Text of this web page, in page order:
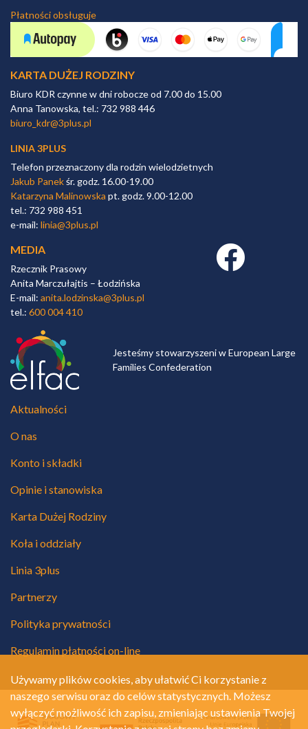
Płatności obsługuje
KARTA DUŻEJ RODZINY
Biuro KDR czynne w dni robocze od 7.00 do 15.00
Anna Tanowska, tel.: 732 988 446
biuro_kdr@3plus.pl
LINIA 3PLUS
Telefon przeznaczony dla rodzin wielodzietnych
Jakub Panekśr. godz. 16.00-19.00
Katarzyna Malinowska pt. godz. 9.00-12.00
tel.: 732 988 451
e-mail: linia@3plus.pl
MEDIA
Rzecznik Prasowy
Anita Marczułajtis – Łodzińska
E-mail: anita.lodzinska@3plus.pl
tel.: 600 004 410
Facebook link
Jesteśmy stowarzyszeni w European Large
Families Confederation
Aktualności
O nas
Konto i składki
Opinie i stanowiska
Karta Dużej Rodziny
Koła i oddziały
Linia 3plus
Partnerzy
Polityka prywatności
Regulamin płatności on-line
Używamy plików cookies, aby ułatwić Ci korzystanie z
naszego serwisu oraz do celów statystycznych. Możesz
wyłączyć możliwość ich zapisu, zmieniając ustawienia Twojej